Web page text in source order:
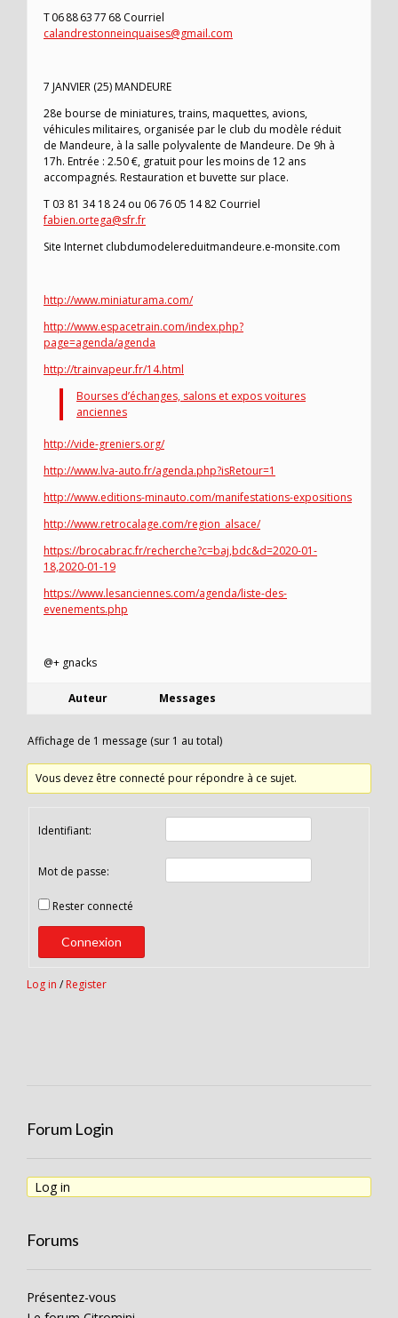
T 06 88 63 77 68 Courriel
calandrestonneinquaises@gmail.com
7 JANVIER (25) MANDEURE
28e bourse de miniatures, trains, maquettes, avions,
véhicules militaires, organisée par le club du modèle réduit
de Mandeure, à la salle polyvalente de Mandeure. De 9h à
17h. Entrée : 2.50 €, gratuit pour les moins de 12 ans
accompagnés. Restauration et buvette sur place.
T 03 81 34 18 24 ou 06 76 05 14 82 Courriel
fabien.ortega@sfr.fr
Site Internet clubdumodelereduitmandeure.e-monsite.com
http://www.miniaturama.com/
http://www.espacetrain.com/index.php?
page=agenda/agenda
http://trainvapeur.fr/14.html
Bourses d’échanges, salons et expos voitures
anciennes
http://vide-greniers.org/
http://www.lva-auto.fr/agenda.php?isRetour=1
http://www.editions-minauto.com/manifestations-expositions
http://www.retrocalage.com/region_alsace/
https://brocabrac.fr/recherche?c=baj,bdc&d=2020-01-
18,2020-01-19
https://www.lesanciennes.com/agenda/liste-des-
evenements.php
@+ gnacks
Auteur Messages
Affichage de 1 message (sur 1 au total)
Vous devez être connecté pour répondre à ce sujet.
Identifiant:
Mot de passe:
Rester connecté
Connexion
Log in / Register
Forum Login
Log in
Forums
Présentez-vous